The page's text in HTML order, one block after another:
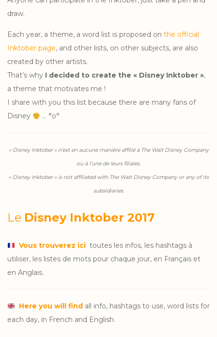
draw.
Each year, a theme, a word list is proposed on the official
Inktober page, and other lists, on other subjects, are also
created by other artists.
That’s why I decided to create the « Disney Inktober »,
a theme that motivates me !
I share with you this list because there are many fans of
Disney
… °o°
« Disney Inktober » n’est en aucune manière affilié à The Walt Disney Company
ou à l’une de leurs filiales.
« Disney Inktober » is not affiliated with The Walt Disney Company or any of its
subsidiaries.
Le Disney Inktober 2017
Vous trouverez icitoutes les infos, les hashtags à
utiliser, les listes de mots pour chaque jour, en Français et
en Anglais.
Here you will findall info, hashtags to use, word lists for
each day, in French and English.